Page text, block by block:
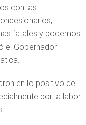
con las
fatales y podemos
el Gobernador
en lo positivo de
por la labor